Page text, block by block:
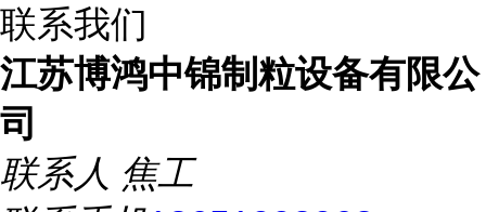
联系我们
江苏博鸿中锦制粒设备有限公
司
联系人 焦工